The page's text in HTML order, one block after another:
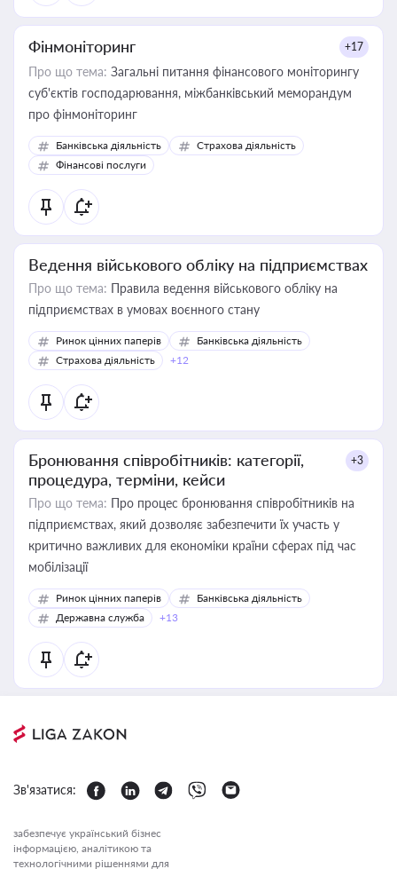
Фінмоніторинг +17
Про що тема: Загальні питання фінансового моніторингу
суб'єктів господарювання, міжбанківський меморандум
про фінмоніторинг
Банківська діяльність
Страхова діяльність
Фінансові послуги
Ведення військового обліку на підприємствах
Про що тема: Правила ведення військового обліку на
підприємствах в умовах воєнного стану
Ринок цінних паперів
Банківська діяльність
Страхова діяльність
+12
Бронювання співробітників: категорії,
процедура, терміни, кейси
+3
Про що тема: Про процес бронювання співробітників на
підприємствах, який дозволяє забезпечити їх участь у
критично важливих для економіки країни сферах під час
мобілізації
Ринок цінних паперів
Банківська діяльність
Державна служба
+13
Зв'язатися:
забезпечує український бізнес
інформацією, аналітикою та
технологічними рішеннями для